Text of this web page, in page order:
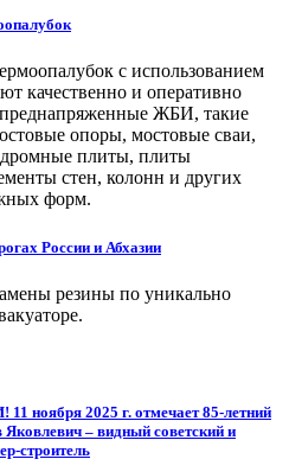
с использованием
качественно и оперативно
ЖБИ, такие
опоры, мостовые сваи,
плиты, плиты
стен, колонн и других
форм.
России и Абхазии
резины по уникально
2025 г. отмечает 85-летний
– видный советский и
строитель